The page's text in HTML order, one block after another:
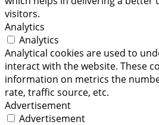
visitors.
Analytics
Analytics
Analytical cookies are used to
interact with the website. These
information on metrics the
rate, traffic source, etc.
Advertisement
Advertisement